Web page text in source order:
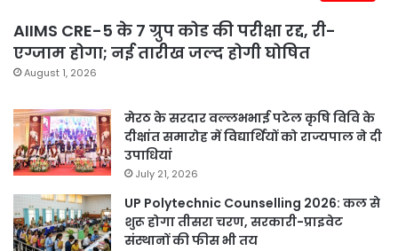
AIIMS CRE-5 के 7 ग्रुप कोड की परीक्षा रद्द, री-
एग्जाम होगा; नई तारीख जल्द होगी घोषित
August 1, 2026
मेरठ के सरदार वल्लभभाई पटेल कृषि विवि के
दीक्षांत समारोह में विद्यार्थियों को राज्यपाल ने दी
उपाधियां
July 21, 2026
UP Polytechnic Counselling 2026: कल से
शुरू होगा तीसरा चरण, सरकारी-प्राइवेट
संस्थानों की फीस भी तय